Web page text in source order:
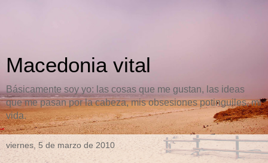
Macedonia vital
Básicamente soy yo: las cosas que me gustan, las ideas
que me pasan por la cabeza, mis obsesiones potinguiles, mi
vida.
viernes, 5 de marzo de 2010